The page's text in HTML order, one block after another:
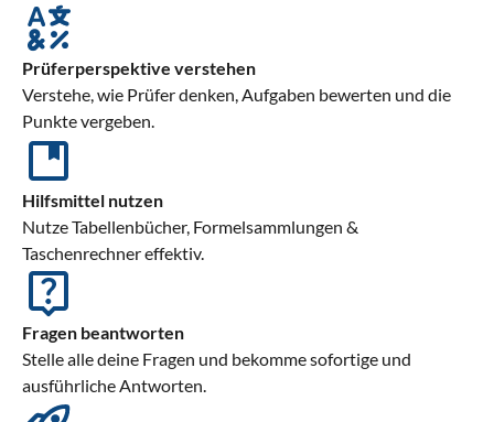
Prüferperspektive verstehen
Verstehe, wie Prüfer denken, Aufgaben bewerten und die
Punkte vergeben.
Hilfsmittel nutzen
Nutze Tabellenbücher, Formelsammlungen &
Taschenrechner effektiv.
Fragen beantworten
Stelle alle deine Fragen und bekomme sofortige und
ausführliche Antworten.